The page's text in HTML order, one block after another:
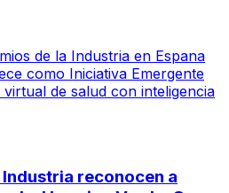
de la Industria en Espana
como Iniciativa Emergente
de salud con inteligencia
reconocen a